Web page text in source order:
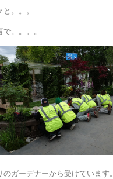
と。。。
で。。。。
のガーデナーから受けています。